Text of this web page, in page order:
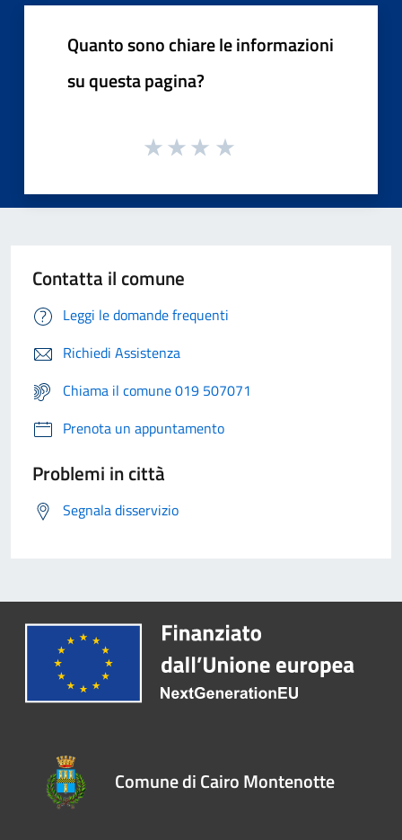
Quanto sono chiare le informazioni
su questa pagina?
Contatta il comune
Leggi le domande frequenti
Richiedi Assistenza
Chiama il comune 019 507071
Prenota un appuntamento
Problemi in città
Segnala disservizio
Comune di Cairo Montenotte